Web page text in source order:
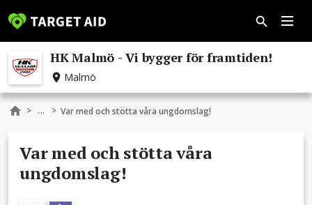
HK Malmö - Vi bygger för framtiden!
Malmö
> ... > Var med och stötta våra ungdomslag!
Var med och stötta våra
ungdomslag!